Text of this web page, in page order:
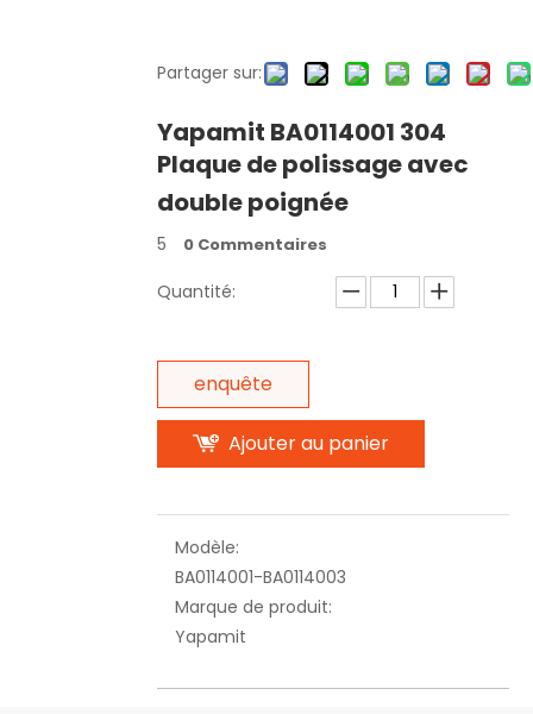
Partager sur:
Yapamit BA0114001 304
Plaque de polissage avec
double poignée
5 0 Commentaires
Quantité:
enquête
Ajouter au panier
Modèle:
BA0114001-BA0114003
Marque de produit:
Yapamit